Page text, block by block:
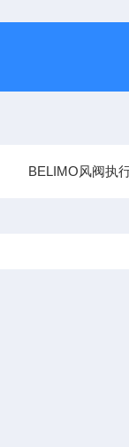
真空计
BELIMO风阀执